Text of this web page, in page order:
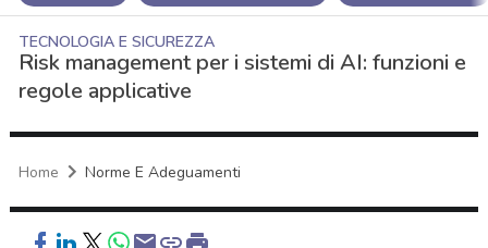
TECNOLOGIA E SICUREZZA
Risk management per i sistemi di AI: funzioni e
regole applicative
Home Norme E Adeguamenti